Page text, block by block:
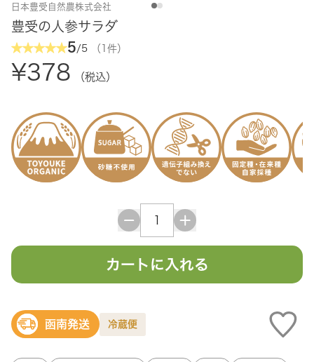
日本豊受自然農株式会社
豊受の人参サラダ
5/5 （1件）
¥378 （税込）
カートに入れる
函南発送 冷蔵便